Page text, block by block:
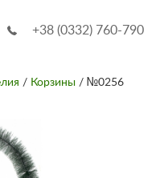
+38 (0332) 760-790
/ Корзины / №0256